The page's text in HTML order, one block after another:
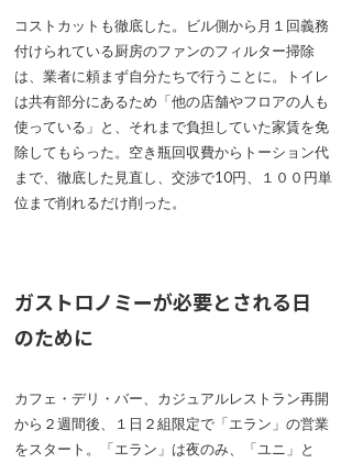
コストカットも徹底した。ビル側から月１回義務
付けられている厨房のファンのフィルター掃除
は、業者に頼まず自分たちで行うことに。トイレ
は共有部分にあるため「他の店舗やフロアの人も
使っている」と、それまで負担していた家賃を免
除してもらった。空き瓶回収費からトーション代
まで、徹底した見直し、交渉で10円、１００円単
位まで削れるだけ削った。
ガストロノミーが必要とされる日
のために
カフェ・デリ・バー、カジュアルレストラン再開
から２週間後、１日２組限定で「エラン」の営業
をスタート。「エラン」は夜のみ、「ユニ」と